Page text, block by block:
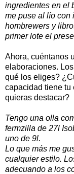
ingredientes en el
me puse al lío con
hombrewers y
primer lote el
Ahora, cuéntanos
elaboraciones.
qué los eliges?
capacidad tiene
quieras destacar?
Tengo una olla
fermzilla de 27l
uno de 9l.
Lo que más me
cualquier estilo.
adecuando a los